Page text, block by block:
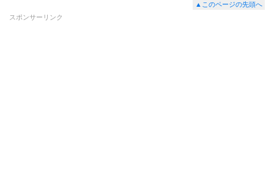
▲このページの先頭へ
スポンサーリンク